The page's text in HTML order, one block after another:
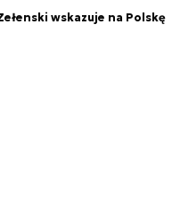
wskazuje na Polskę